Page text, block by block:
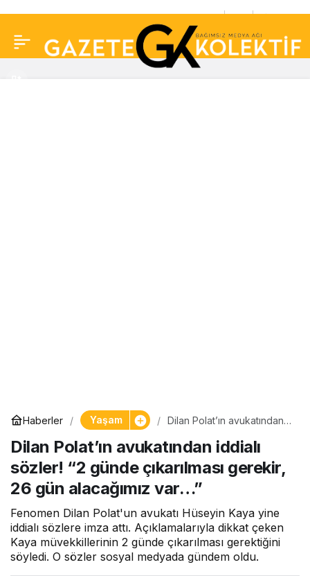
Haberler Yaşam
Dilan Polat’ın avukatından
çıkarılması gerekir, 26 gün
alacağımız var…”
Dilan Polat’ın avukatından iddialı
sözler! “2 günde çıkarılması gerekir,
26 gün alacağımız var…”
Fenomen Dilan Polat'un avukatı Hüseyin Kaya yine
iddialı sözlere imza attı. Açıklamalarıyla dikkat çeken
Kaya müvekkillerinin 2 günde çıkarılması gerektiğini
söyledi. O sözler sosyal medyada gündem oldu.
Yağmur Sarıoğlu kaptan